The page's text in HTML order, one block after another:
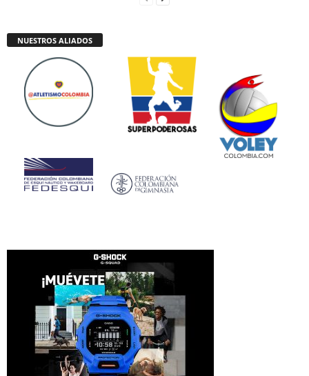
NUESTROS ALIADOS